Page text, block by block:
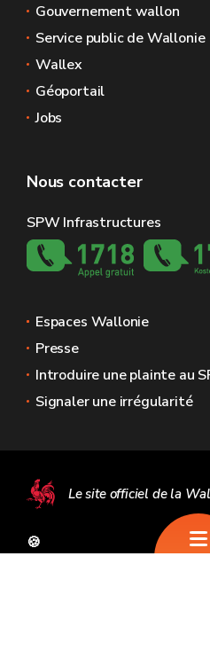
Gouvernement wallon
Service public de Wallonie
Wallex
Géoportail
Jobs
Nous contacter
SPW Infrastructures
Espaces Wallonie
Presse
Introduire une plainte au
Signaler une irrégularité
Le site officiel de la
🍪